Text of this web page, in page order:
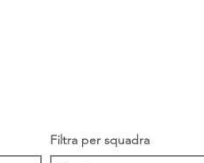
Filtra per squadra